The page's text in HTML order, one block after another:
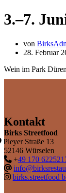
3.–7.
von
28. Februar
Wein im Park Düren
Kontakt
Birks Streetfood
Pleyer Straße 13
52146 Würselen
+49 170
birks.streetfood